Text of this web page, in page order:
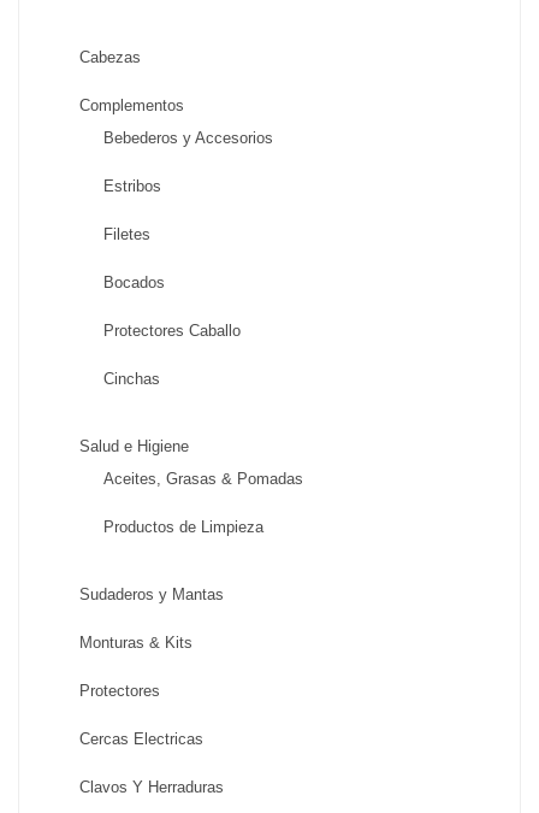
Cabezas
Complementos
Bebederos y Accesorios
Estribos
Filetes
Bocados
Protectores Caballo
Cinchas
Salud e Higiene
Aceites, Grasas & Pomadas
Productos de Limpieza
Sudaderos y Mantas
Monturas & Kits
Protectores
Cercas Electricas
Clavos Y Herraduras